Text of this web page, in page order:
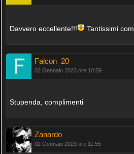
Davvero eccellente!!! Tantissimi
Falcon_20
02 Gennaio 2023 ore 10:59
Stupenda, complimenti
Zanardo
02 Gennaio 2023 ore 11:55